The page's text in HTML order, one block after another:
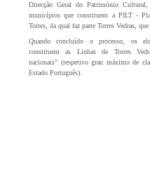
Direcção Geral do Património
municípios que constituem a PILT -
Torres, da qual faz parte Torres Vedras,
Quando concluído o processo, os
constituem as Linhas de Torres
nacionais" (respetivo grau máximo de
Estado Português).